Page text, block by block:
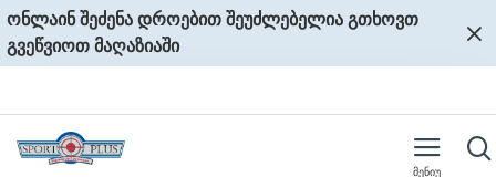
ონლაინ შეძენა დროებით შეუძლებელია გთხოვთ
გვეწვიოთ მაღაზიაში